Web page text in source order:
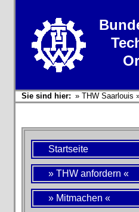
Sie sind hier: » THW Saarlouis
Startseite
» THW anfordern «
» Mitmachen «